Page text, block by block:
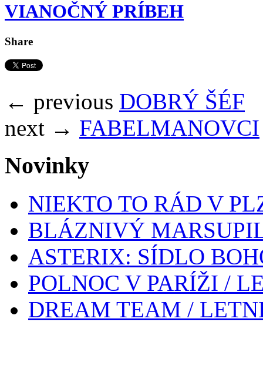
VIANOČNÝ PRÍBEH
Share
← previous DOBRÝ ŠÉF
next → FABELMANOVCI
Novinky
NIEKTO TO RÁD V
BLÁZNIVÝ
ASTERIX: SÍDLO
POLNOC V PARÍŽI /
DREAM TEAM /